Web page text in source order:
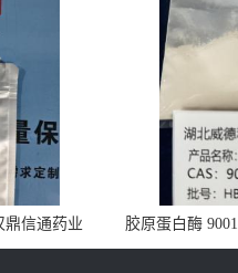
鼎信通药业
胶原蛋白酶